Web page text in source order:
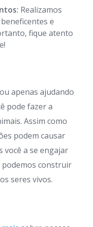
Realizamos
e
fique atento
apenas ajudando
pode fazer a
Assim como
podem causar
você a se engajar
podemos construir
seres vivos.